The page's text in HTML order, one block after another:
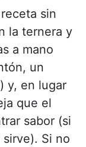
sin
la ternera y
a mano
un
y, en lugar
que el
sabor (si
Si no